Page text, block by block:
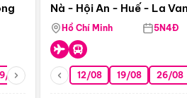
08 22/08 26/08 05/09 09/09
Nà - Hội An - Huế - La
Động Thiên Đường
Hồ Chí Minh 5N4Đ
12/08 19/08 26/08